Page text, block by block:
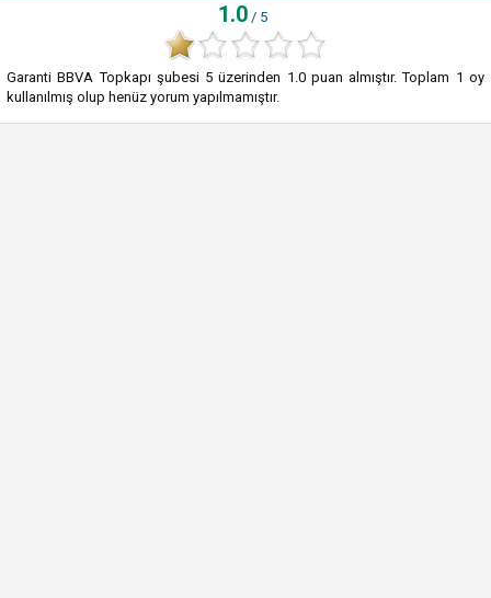
1.0 / 5
Garanti BBVA Topkapı şubesi 5 üzerinden 1.0puan almıştır. Toplam 1 oy
kullanılmış olup henüz yorum yapılmamıştır.